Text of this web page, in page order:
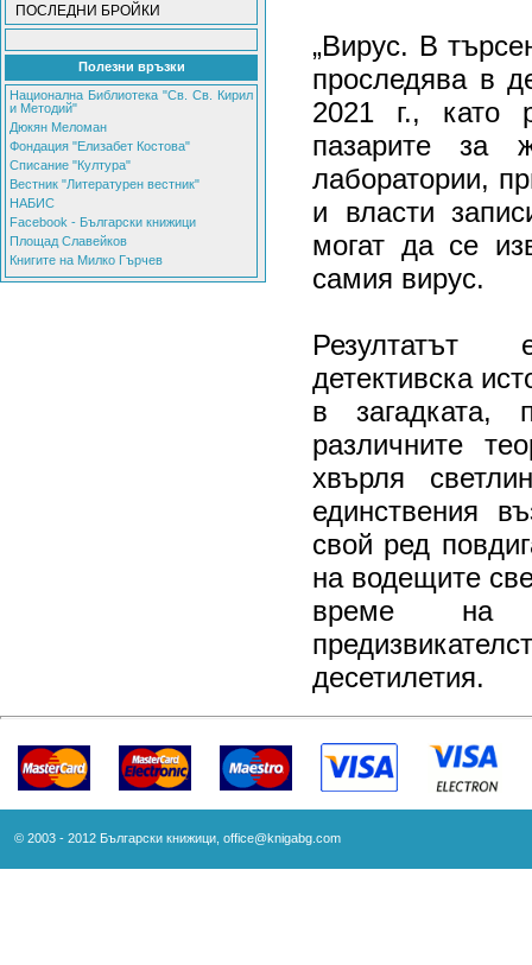
ПОСЛЕДНИ БРОЙКИ
Полезни връзки
Национална Библиотека "Св. Св. Кирил
и Методий"
Дюкян Меломан
Фондация "Елизабет Костова"
Списание "Култура"
Вестник "Литературен вестник"
НАБИС
Facebook - Български книжици
Площад Славейков
Книгите на Милко Гърчев
„Вирус. В
проследява в
2021 г., като
пазарите за
лаборатории,
и власти
могат да се
самия вирус.
детективска
в загадката,
различните
хвърля
единствения
свой ред
на водещите
време на
десетилетия.
© 2003 - 2012 Български книжици, office@knigabg.com